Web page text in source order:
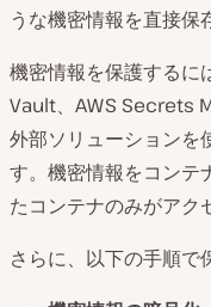
うな機密情報を直接保
機密情報を保護する
Vault、AWS Secrets
外部ソリューションを
す。機密情報をコンテ
たコンテナのみがアク
さらに、以下の手順で